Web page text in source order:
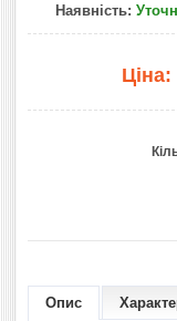
Наявність:
Ціна:
Опис